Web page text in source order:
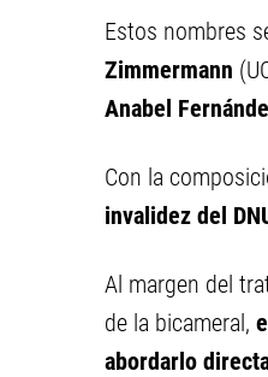
Estos nombres
Zimmermann
Anabel
Con la
invalidez del
Al margen del
de la bicameral,
abordarlo